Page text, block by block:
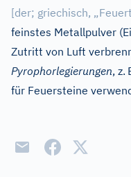
[der; griechisch,
feinstes Metallpulver
Zutritt von Luft
Pyrophorlegierungen, z.
für Feuersteine